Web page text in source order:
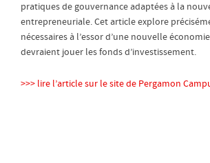
pratiques de gouvernance adaptées à la
entrepreneuriale. Cet article explore
nécessaires à l’essor d’une nouvelle
devraient jouer les fonds d’investissement.
>>> lire l’article sur le site de Pergamon